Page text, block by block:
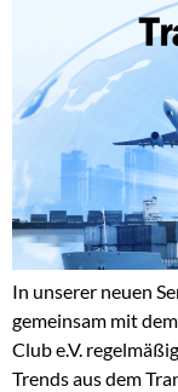
In unserer neuen
gemeinsam mit
Club e.V.
Trends aus dem